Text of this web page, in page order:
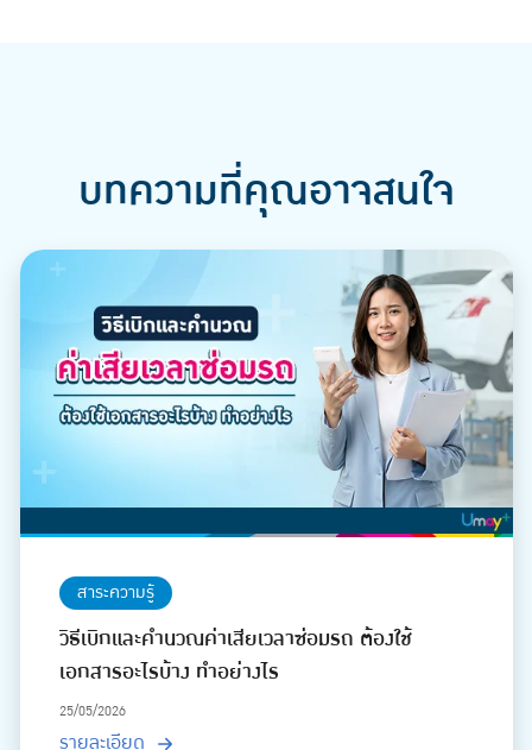
บทความที่คุณอาจสนใจ
สาระความรู้
วิธีเบิกและคำนวณค่าเสียเวลาซ่อมรถ ต้องใช้
เอกสารอะไรบ้าง ทำอย่างไร
25/05/2026
รายละเอียด